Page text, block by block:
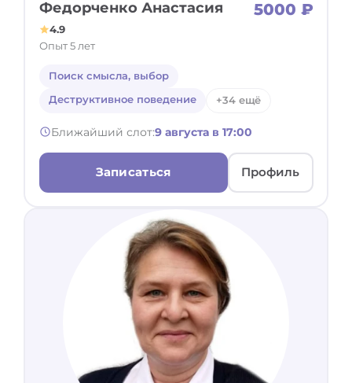
Федорченко Анастасия 5000 ₽
4.9
Опыт 5 лет
Поиск смысла, выбор
Деструктивное поведение
+34 ещё
Ближайший слот:9 августа в 17:00
Записаться Профиль